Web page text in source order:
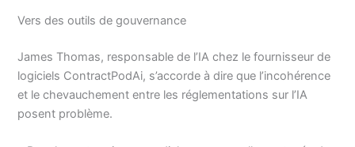
Vers des outils de gouvernance
James Thomas, responsable de l’IA chez le fournisseur de
logiciels ContractPodAi, s’accorde à dire que l’incohérence
et le chevauchement entre les réglementations sur l’IA
posent problème.